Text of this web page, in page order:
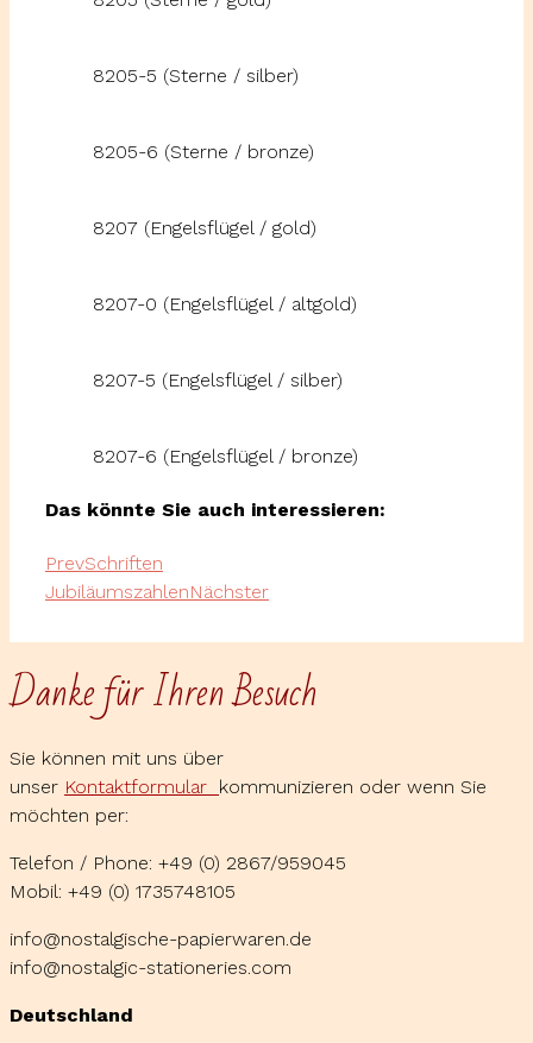
8205-5 (Sterne / silber)
8205-6 (Sterne / bronze)
8207 (Engelsflügel / gold)
8207-0 (Engelsflügel / altgold)
8207-5 (Engelsflügel / silber)
8207-6 (Engelsflügel / bronze)
Das könnte Sie auch interessieren:
PrevSchriften
JubiläumszahlenNächster
Danke für Ihren Besuch
Sie können mit uns über
unser Kontaktformular kommunizieren oder wenn Sie
möchten per:
Telefon / Phone: +49 (0) 2867/959045
Mobil: +49 (0) 1735748105
info@nostalgische-papierwaren.de
info@nostalgic-stationeries.com
Deutschland